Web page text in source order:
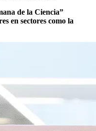
de la Ciencia”
en sectores como la